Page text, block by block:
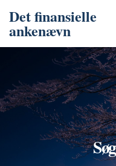
Det finansielle
ankenævn